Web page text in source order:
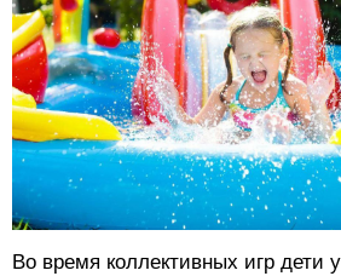
Во время коллективных игр дети